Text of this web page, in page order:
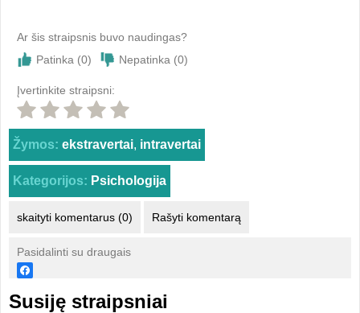
Ar šis straipsnis buvo naudingas?
Patinka (0) Nepatinka (0)
Įvertinkite straipsni:
Žymos: ekstravertai, intravertai
Kategorijos: Psichologija
skaityti komentarus (0) Rašyti komentarą
Pasidalinti su draugais
Susiję straipsniai